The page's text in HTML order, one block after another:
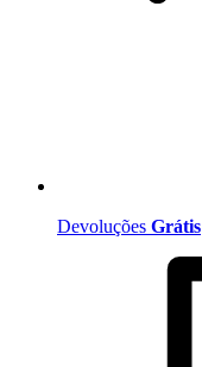
Devoluções Grátis